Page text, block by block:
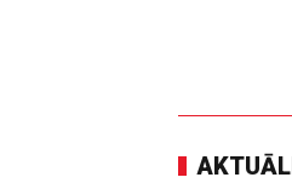
AKTUĀLI